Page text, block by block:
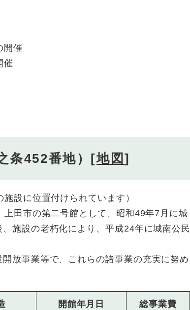
開催
催
条452番地）[地図]
設に位置付けられています）
田市の第二号館として、昭和49年7月に城
施設の老朽化により、平成24年に城南公民
放事業等で、これらの諸事業の充実に努め
開館年月日 総事業費